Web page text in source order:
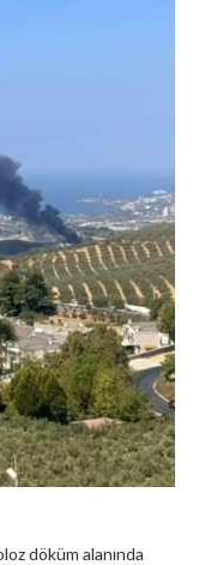
döküm alanında